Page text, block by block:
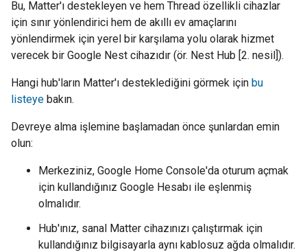
Bu, Matter'ı destekleyen ve hem Thread özellikli cihazlar
için sınır yönlendirici hem de akıllı ev amaçlarını
yönlendirmek için yerel bir karşılama yolu olarak hizmet
verecek bir Google Nest cihazıdır (ör. Nest Hub [2. nesil]).
Hangi hub'ların Matter'ı desteklediğini görmek için bu
listeye bakın.
Devreye alma işlemine başlamadan önce şunlardan emin
olun:
Merkeziniz, Google Home Console'da oturum açmak
için kullandığınız Google Hesabı ile eşlenmiş
olmalıdır.
Hub'ınız, sanal Matter cihazınızı çalıştırmak için
kullandığınız bilgisayarla aynı kablosuz ağda olmalıdır.